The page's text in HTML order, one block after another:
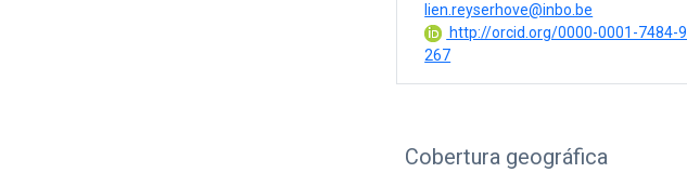
lien.reyserhove@inbo.be
http://orcid.org/0000-0001-7484-9
267
Cobertura geográfica